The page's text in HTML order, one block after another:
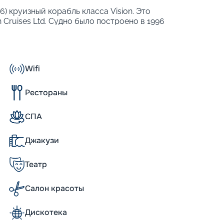
круизный корабль класса Vision. Это
Ltd. Судно было построено в 1996
Также на борту предлагаются
судна:
имеют собственные балконы. На борту
размера, но, несмотря на это, он
им удобство в 975 кают,
кают на корабле имеют
из них обладают уютными
по различным палубам и радуют
на борту можно найти небольшие
Wifi
Рестораны
СПА
Джакузи
Театр
Салон красоты
Дискотека